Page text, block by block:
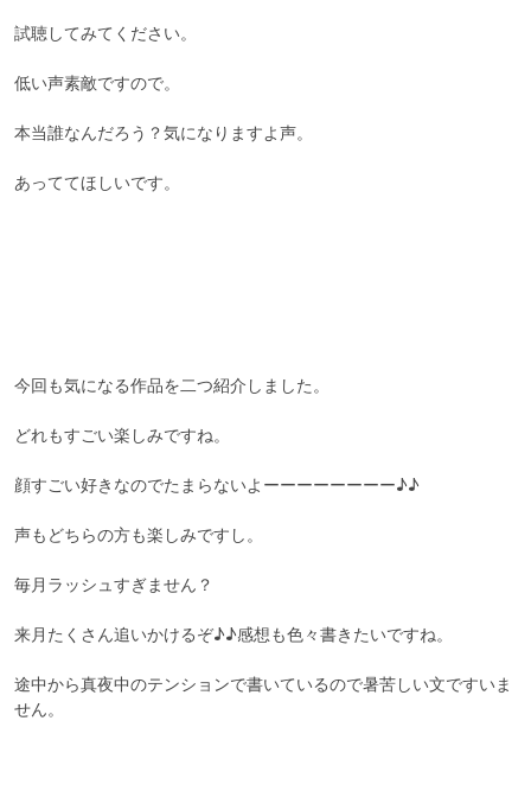
試聴してみてください。
低い声素敵ですので。
本当誰なんだろう？気になりますよ声。
あっててほしいです。
今回も気になる作品を二つ紹介しました。
どれもすごい楽しみですね。
顔すごい好きなのでたまらないよーーーーーーーー♪♪
声もどちらの方も楽しみですし。
毎月ラッシュすぎません？
来月たくさん追いかけるぞ♪♪感想も色々書きたいですね。
途中から真夜中のテンションで書いているので暑苦しい文ですいま
せん。